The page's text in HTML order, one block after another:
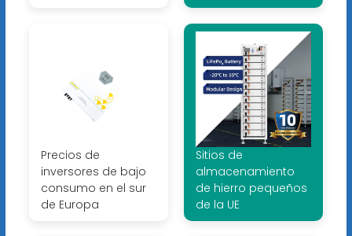
Precios de
inversores de bajo
consumo en el sur
de Europa
Sitios de
almacenamiento
de hierro pequeños
de la UE